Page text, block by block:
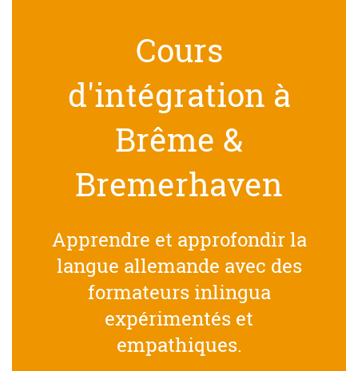
Cours
d'intégration à
Brême &
Bremerhaven
Apprendre et approfondir la
langue allemande avec des
formateurs inlingua
expérimentés et
empathiques.